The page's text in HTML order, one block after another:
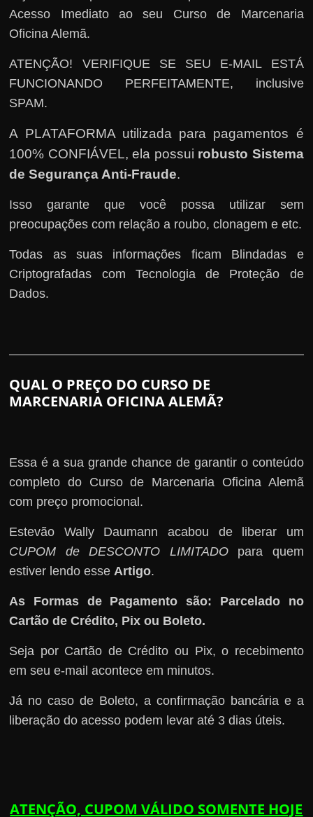
Acesso Imediato ao seu Curso de Marcenaria
Oficina Alemã.
ATENÇÃO! VERIFIQUE SE SEU E-MAIL ESTÁ
FUNCIONANDO PERFEITAMENTE, inclusive
SPAM.
A PLATAFORMA utilizada para pagamentos é
100% CONFIÁVEL, ela possui robusto Sistema
de Segurança Anti-Fraude.
Isso garante que você possa utilizar sem
preocupações com relação a roubo, clonagem e etc.
Todas as suas informações ficam Blindadas e
Criptografadas com Tecnologia de Proteção de
Dados.
QUAL O PREÇO DO CURSO DE
MARCENARIA OFICINA ALEMÃ?
Essa é a sua grande chance de garantir o conteúdo
completo do Curso de Marcenaria Oficina Alemã
com preço promocional.
Estevão Wally Daumann acabou de liberar um
CUPOM de DESCONTO LIMITADOpara quem
estiver lendo esse Artigo.
As Formas de Pagamento são: Parcelado no
Cartão de Crédito, Pix ou Boleto.
Seja por Cartão de Crédito ou Pix, o recebimento
em seu e-mail acontece em minutos.
Já no caso de Boleto, a confirmação bancária e a
liberação do acesso podem levar até 3 dias úteis.
ATENÇÃO, CUPOM VÁLIDO SOMENTE HOJE